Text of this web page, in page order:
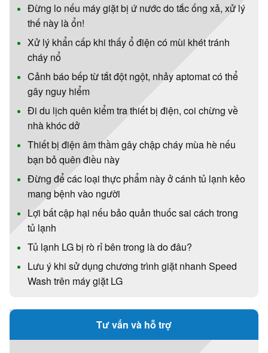
Đừng lo nếu máy giặt bị ứ nước do tắc ống xả, xử lý
thế này là ổn!
Xử lý khẩn cấp khi thấy ổ điện có mùi khét tránh
cháy nổ
Cảnh báo bếp từ tắt đột ngột, nhảy aptomat có thể
gây nguy hiểm
Đi du lịch quên kiểm tra thiết bị điện, coi chừng về
nhà khóc dở
Thiết bị điện âm thầm gây chập cháy mùa hè nếu
bạn bỏ quên điều này
Đừng để các loại thực phẩm này ở cánh tủ lạnh kẻo
mang bệnh vào người
Lợi bất cập hại nếu bảo quản thuốc sai cách trong
tủ lạnh
Tủ lạnh LG bị rò rỉ bên trong là do đâu?
Lưu ý khi sử dụng chương trình giặt nhanh Speed
Wash trên máy giặt LG
Tư vấn và hỗ trợ